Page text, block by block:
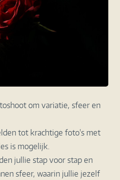
om variatie, sfeer en
tot krachtige foto's met
is mogelijk.
jullie stap voor stap en
sfeer, waarin jullie jezelf